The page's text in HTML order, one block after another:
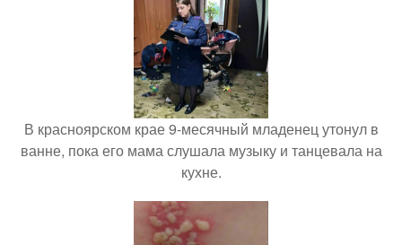
В красноярском крае 9-месячный младенец утонул в
ванне, пока его мама слушала музыку и танцевала на
кухне.